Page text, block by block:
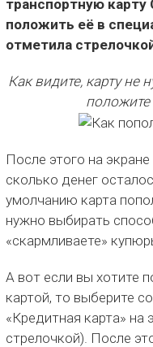
транспортную
положить её в
отметила
Как видите, карту не
положите
После этого на
сколько денег
умолчанию карта
нужно выбирать
«скармливаете»
А вот если вы хотите
картой, то выберите
«Кредитная карта» на
стрелочкой). После